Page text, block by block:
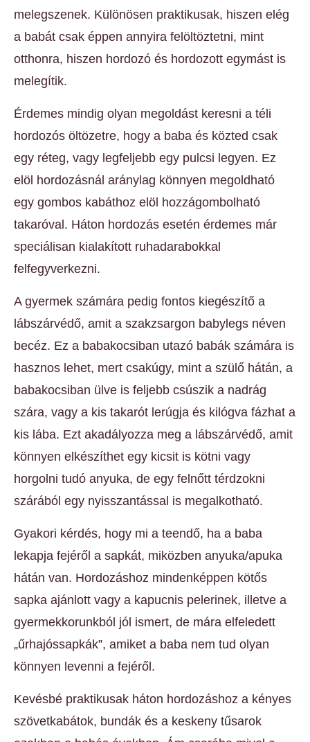
melegszenek. Különösen praktikusak, hiszen elég
a babát csak éppen annyira felöltöztetni, mint
otthonra, hiszen hordozó és hordozott egymást is
melegítik.
Érdemes mindig olyan megoldást keresni a téli
hordozós öltözetre, hogy a baba és közted csak
egy réteg, vagy legfeljebb egy pulcsi legyen. Ez
elöl hordozásnál aránylag könnyen megoldható
egy gombos kabáthoz elöl hozzágombolható
takaróval. Háton hordozás esetén érdemes már
speciálisan kialakított ruhadarabokkal
felfegyverkezni.
A gyermek számára pedig fontos kiegészítő a
lábszárvédő, amit a szakzsargon babylegs néven
becéz. Ez a babakocsiban utazó babák számára is
hasznos lehet, mert csakúgy, mint a szülő hátán, a
babakocsiban ülve is feljebb csúszik a nadrág
szára, vagy a kis takarót lerúgja és kilógva fázhat a
kis lába. Ezt akadályozza meg a lábszárvédő, amit
könnyen elkészíthet egy kicsit is kötni vagy
horgolni tudó anyuka, de egy felnőtt térdzokni
szárából egy nyisszantással is megalkotható.
Gyakori kérdés, hogy mi a teendő, ha a baba
lekapja fejéről a sapkát, miközben anyuka/apuka
hátán van. Hordozáshoz mindenképpen kötős
sapka ajánlott vagy a kapucnis pelerinek, illetve a
gyermekkorunkból jól ismert, de mára elfeledett
„űrhajóssapkák”, amiket a baba nem tud olyan
könnyen levenni a fejéről.
Kevésbé praktikusak háton hordozáshoz a kényes
szövetkabátok, bundák és a keskeny tűsarok